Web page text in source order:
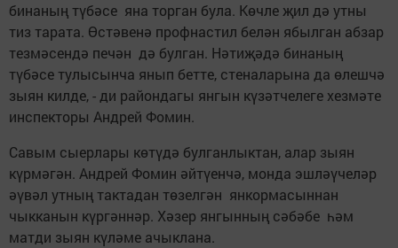
бинаның түбәсе яна торган була. Көчле җил дә утны
тиз тарата. Өстәвенә профнастил белән ябылган абзар
тезмәсендә печән дә булган. Нәтиҗәдә бинаның
түбәсе тулысынча янып бетте, стеналарына да өлешчә
зыян килде, - ди райондагы янгын күзәтчелеге хезмәте
инспекторы Андрей Фомин.
Савым сыерлары көтүдә булганлыктан, алар зыян
күрмәгән. Андрей Фомин әйтүенчә, монда эшләүчеләр
әүвәл утның тактадан төзелгән янкормасыннан
чыкканын күргәннәр. Хәзер янгынның сәбәбе һәм
матди зыян күләме ачыклана.